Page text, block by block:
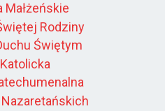
Małżeńskie
Rodziny
Świętym